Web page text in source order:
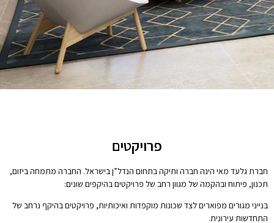
פרויקטים
חברת גלעד מאי הינה חברה ותיקה בתחום הנדל”ן בישראל. החברה מתמחה ביזום,
תכנון, פיתוח ובהקמה של מגוון רחב של פרויקטים בהיקפים שונים:
בנייני מגורים מפוארים לצד שכונות מוקפדות ואיכותיות, פרויקטים בהיקף נרחב של
התחדשות עירונית.